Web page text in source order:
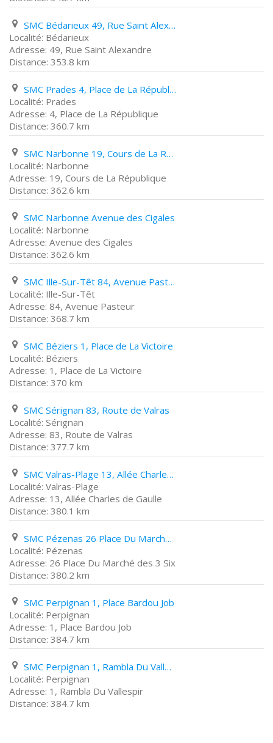
SMC Bédarieux 49, Rue Saint Alexandre
Bédarieux
49, Rue Saint Alexandre
353.8 km
SMC Prades 4, Place de La République
Prades
4, Place de La République
360.7 km
SMC Narbonne 19, Cours de La République
Narbonne
19, Cours de La République
362.6 km
SMC Narbonne Avenue des Cigales
Narbonne
Avenue des Cigales
362.6 km
SMC Ille-Sur-Têt 84, Avenue Pasteur
Ille-Sur-Têt
84, Avenue Pasteur
368.7 km
SMC Béziers 1, Place de La Victoire
Béziers
1, Place de La Victoire
370 km
SMC Sérignan 83, Route de Valras
Sérignan
83, Route de Valras
377.7 km
SMC Valras-Plage 13, Allée Charles de Gaulle
Valras-Plage
13, Allée Charles de Gaulle
380.1 km
SMC Pézenas 26 Place Du Marché des 3 Six
Pézenas
26 Place Du Marché des 3 Six
380.2 km
SMC Perpignan 1, Place Bardou Job
Perpignan
1, Place Bardou Job
384.7 km
SMC Perpignan 1, Rambla Du Vallespir
Perpignan
1, Rambla Du Vallespir
384.7 km